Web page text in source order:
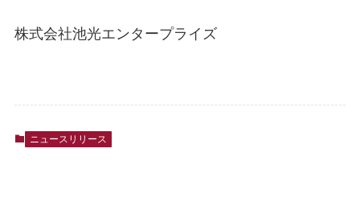
株式会社池光エンタープライズ
ニュースリリース